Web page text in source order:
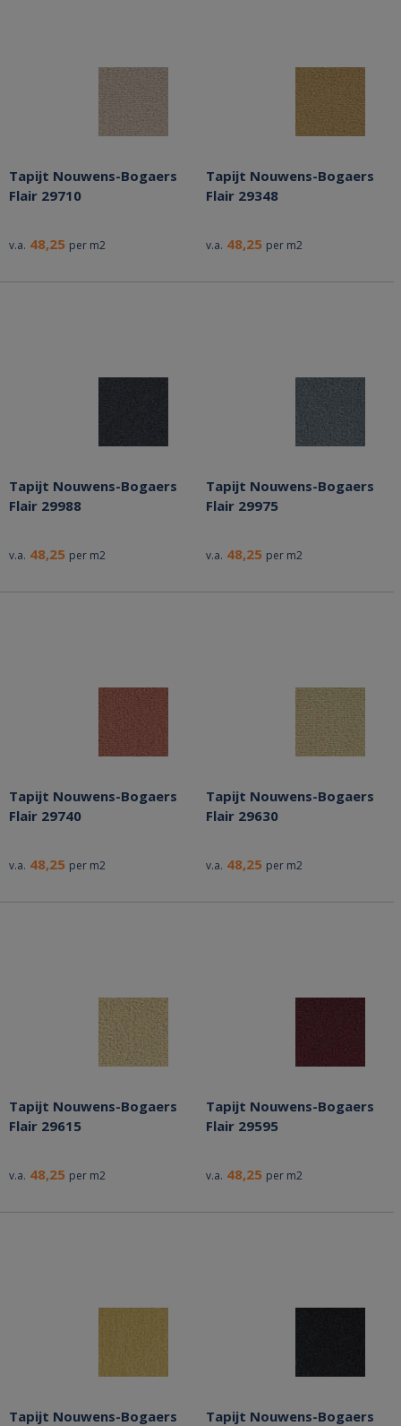
Tapijt Nouwens-Bogaers
Flair 29710
v.a. 48,25 per m2
Tapijt Nouwens-Bogaers
Flair 29348
v.a. 48,25 per m2
Tapijt Nouwens-Bogaers
Flair 29988
v.a. 48,25 per m2
Tapijt Nouwens-Bogaers
Flair 29975
v.a. 48,25 per m2
Tapijt Nouwens-Bogaers
Flair 29740
v.a. 48,25 per m2
Tapijt Nouwens-Bogaers
Flair 29630
v.a. 48,25 per m2
Tapijt Nouwens-Bogaers
Flair 29615
v.a. 48,25 per m2
Tapijt Nouwens-Bogaers
Flair 29595
v.a. 48,25 per m2
Tapijt Nouwens-Bogaers Tapijt Nouwens-Bogaers